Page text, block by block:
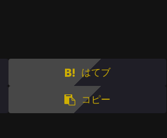
はてブ
コピー